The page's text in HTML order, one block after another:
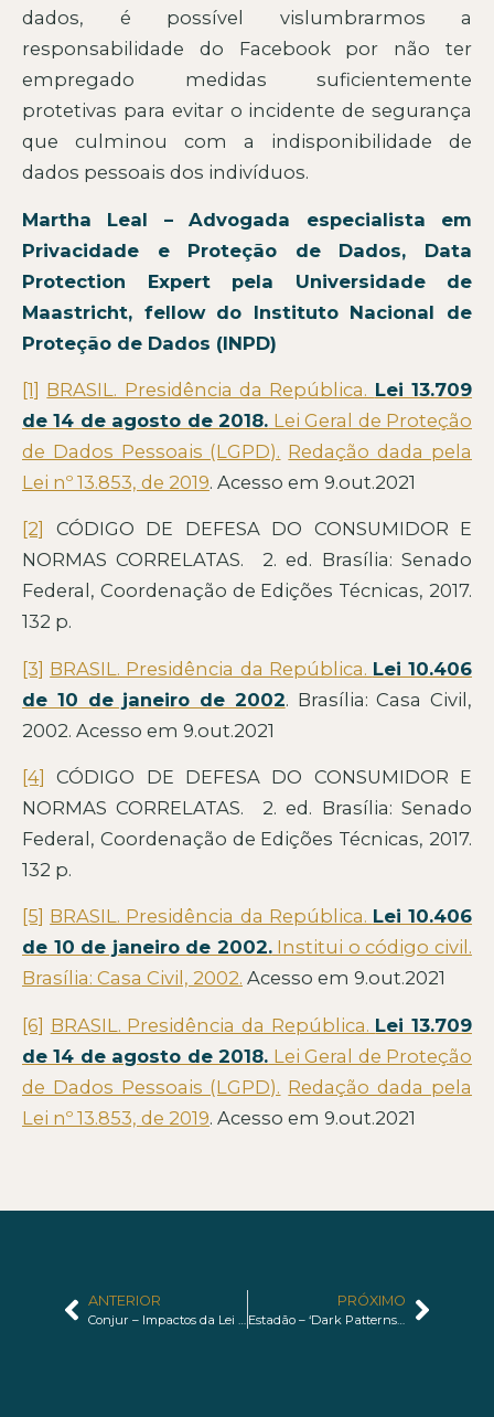
dados, é possível vislumbrarmos a
responsabilidade do Facebook por não ter
empregado medidas suficientemente
protetivas para evitar o incidente de segurança
que culminou com a indisponibilidade de
dados pessoais dos indivíduos.
Martha Leal – Advogada especialista em
Privacidade e Proteção de Dados, Data
Protection Expert pela Universidade de
Maastricht, fellow do Instituto Nacional de
Proteção de Dados (INPD)
[1] BRASIL. Presidência da República. Lei 13.709
de 14 de agosto de 2018. Lei Geral de Proteção
de Dados Pessoais (LGPD). Redação dada pela
Lei nº 13.853, de 2019. Acesso em 9.out.2021
[2]
CÓDIGO DE DEFESA DO CONSUMIDOR E
NORMAS CORRELATAS. 2. ed. Brasília: Senado
Federal, Coordenação de Edições Técnicas, 2017.
132 p.
[3] BRASIL. Presidência da República. Lei 10.406
de 10 de janeiro de 2002. Brasília: Casa Civil,
2002. Acesso em 9.out.2021
[4]
CÓDIGO DE DEFESA DO CONSUMIDOR E
NORMAS CORRELATAS. 2. ed. Brasília: Senado
Federal, Coordenação de Edições Técnicas, 2017.
132 p.
[5] BRASIL. Presidência da República. Lei 10.406
de 10 de janeiro de 2002.Institui o código civil.
Brasília: Casa Civil, 2002. Acesso em 9.out.2021
[6] BRASIL. Presidência da República. Lei 13.709
de 14 de agosto de 2018. Lei Geral de Proteção
de Dados Pessoais (LGPD). Redação dada pela
Lei nº 13.853, de 2019. Acesso em 9.out.2021
ANTERIOR
Conjur – Impactos da Lei Geral de Proteção de Dados na incorporação imobiliária
PRÓXIMO
Estadão – ‘Dark Patterns’ e leis de proteção de dados